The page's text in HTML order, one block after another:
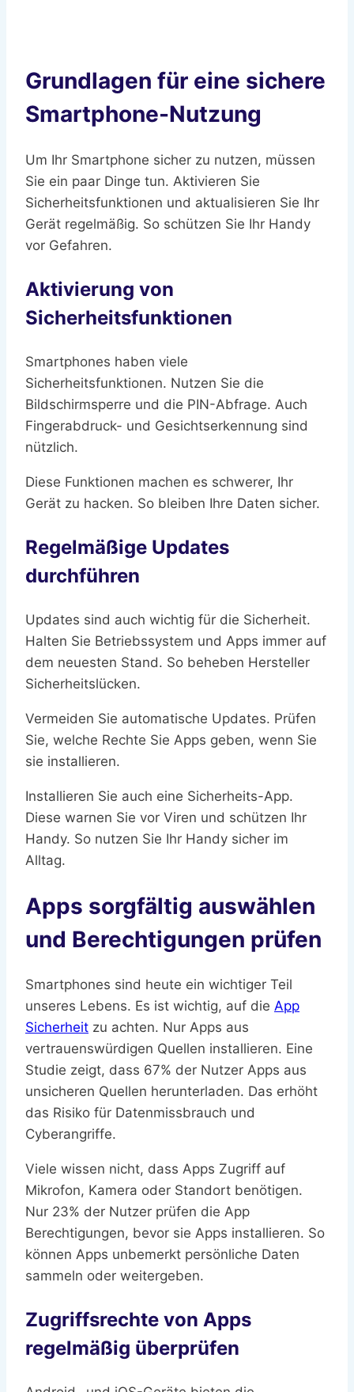
Grundlagen für eine sichere
Smartphone-Nutzung
Um Ihr Smartphone sicher zu nutzen, müssen
Sie ein paar Dinge tun. Aktivieren Sie
Sicherheitsfunktionen und aktualisieren Sie Ihr
Gerät regelmäßig. So schützen Sie Ihr Handy
vor Gefahren.
Aktivierung von
Sicherheitsfunktionen
Smartphones haben viele
Sicherheitsfunktionen. Nutzen Sie die
Bildschirmsperre und die PIN-Abfrage. Auch
Fingerabdruck- und Gesichtserkennung sind
nützlich.
Diese Funktionen machen es schwerer, Ihr
Gerät zu hacken. So bleiben Ihre Daten sicher.
Regelmäßige Updates
durchführen
Updates sind auch wichtig für die Sicherheit.
Halten Sie Betriebssystem und Apps immer auf
dem neuesten Stand. So beheben Hersteller
Sicherheitslücken.
Vermeiden Sie automatische Updates. Prüfen
Sie, welche Rechte Sie Apps geben, wenn Sie
sie installieren.
Installieren Sie auch eine Sicherheits-App.
Diese warnen Sie vor Viren und schützen Ihr
Handy. So nutzen Sie Ihr Handy sicher im
Alltag.
Apps sorgfältig auswählen
und Berechtigungen prüfen
Smartphones sind heute ein wichtiger Teil
unseres Lebens. Es ist wichtig, auf die App
Sicherheit zu achten. Nur Apps aus
vertrauenswürdigen Quellen installieren. Eine
Studie zeigt, dass 67% der Nutzer Apps aus
unsicheren Quellen herunterladen. Das erhöht
das Risiko für Datenmissbrauch und
Cyberangriffe.
Viele wissen nicht, dass Apps Zugriff auf
Mikrofon, Kamera oder Standort benötigen.
Nur 23% der Nutzer prüfen die App
Berechtigungen, bevor sie Apps installieren. So
können Apps unbemerkt persönliche Daten
sammeln oder weitergeben.
Zugriffsrechte von Apps
regelmäßig überprüfen